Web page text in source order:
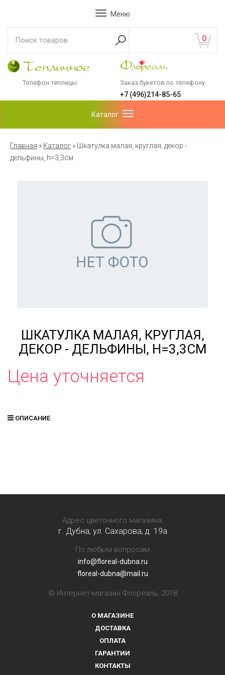
Меню
0
Телефон теплицы: Заказ букетов по телефону
+7 (496)214-85-65
Каталог
Главная » Каталог » Шкатулка малая, круглая, декор -
дельфины, h=3,3см
ШКАТУЛКА МАЛАЯ, КРУГЛАЯ,
ДЕКОР - ДЕЛЬФИНЫ, H=3,3СМ
Цена уточняется
ОПИСАНИЕ
Адрес цветочного магазина:
г. Дубна, ул. Сахарова, д. 19a
По любым вопросам
info@floreal-dubna.ru
floreal-dubna@mail.ru
© Интернет-магазин Флореаль, 2018
О МАГАЗИНЕ
ДОСТАВКА
ОПЛАТА
ГАРАНТИИ
КОНТАКТЫ